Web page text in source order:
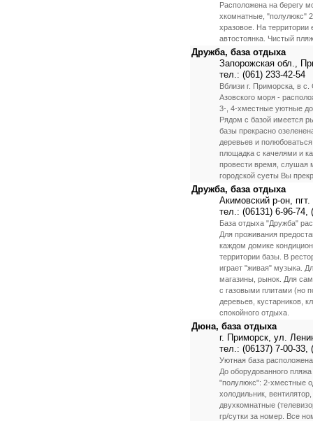
Расположена на берегу
хкомнатные, "полулюкс"
хразовое. На
автостоянка. Чистый
Дружба, база отдыха
Запорожская обл.,
тел.: (061) 233-42-54
Вблизи г. Приморска, в
Азовского моря -
3-, 4-хместные уютные
Рядом с базой имеется
базы прекрасно
деревьев и
площадка с качелями и
провести время, слушая
городской суеты Вы
Дружба, база отдыха
Акимовский р-он,
тел.: (06131) 6-96-74,
База отдыха "Дружба"
Для проживания
каждом домике
территории базы. В
играет "живая" музыка.
магазины, рынок. Для
с газовыми плитами (но
деревьев, кустарников,
спокойного отдыха.
Дюна, база отдыха
г. Приморск, ул.
тел.: (06137) 7-00-33,
Уютная база
До оборудованного
"полулюкс": 2-хместные
холодильник,
двухкомнатные
гр/сутки за номер. Все